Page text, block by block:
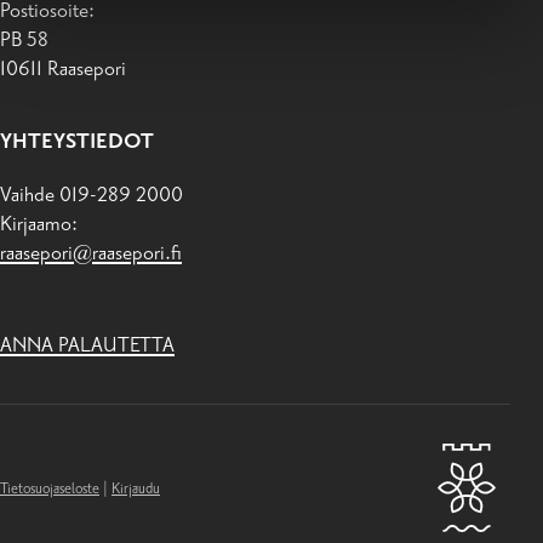
Postiosoite:
PB 58
10611 Raasepori
YHTEYSTIEDOT
Vaihde 019-289 2000
Kirjaamo:
raasepori@raasepori.fi
ANNA PALAUTETTA
Tietosuojaseloste Kirjaudu